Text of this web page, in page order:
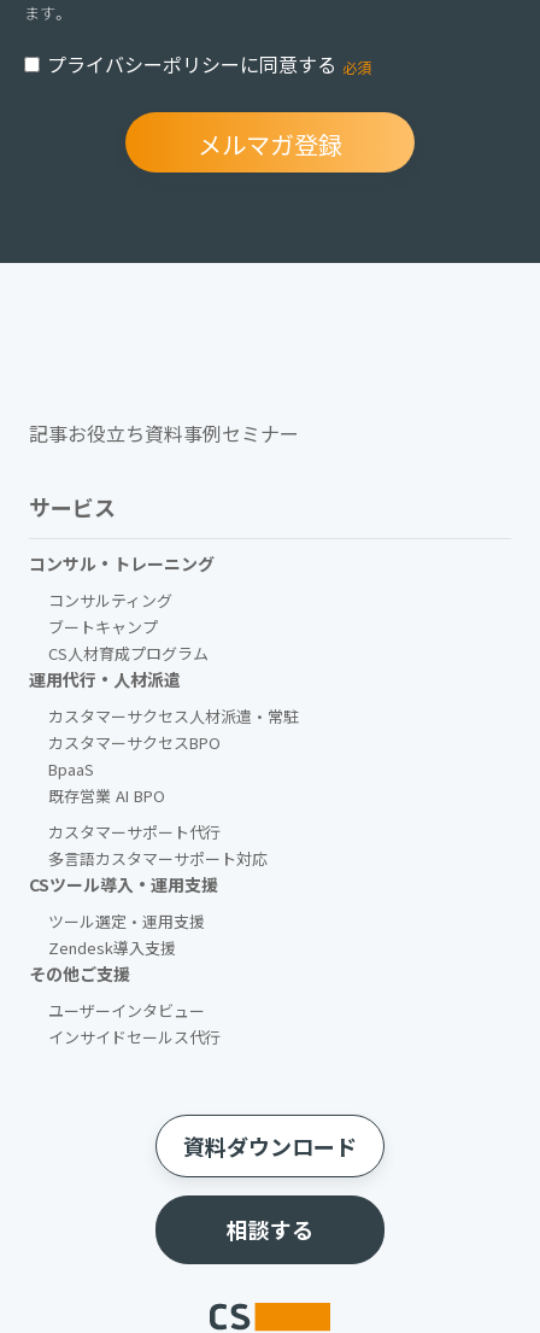
ます。
プライバシーポリシーに同意する
記事お役立ち資料事例セミナー
サービス
コンサル・トレーニング
コンサルティング
ブートキャンプ
CS人材育成プログラム
運用代行・人材派遣
カスタマーサクセス人材派遣・常駐
カスタマーサクセスBPO
BpaaS​
既存営業 AI BPO
カスタマーサポート代行
多言語カスタマーサポート対応
CSツール導入・運用支援
ツール選定・運用支援
Zendesk導入支援
その他ご支援​
ユーザーインタビュー
インサイドセールス代行
資料ダウンロード
相談する